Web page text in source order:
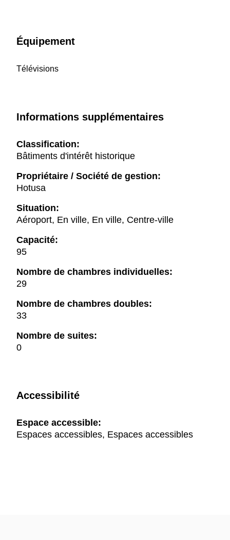
Équipement
Télévisions
Informations supplémentaires
Classification:
Bâtiments d'intérêt historique
Propriétaire / Société de gestion:
Hotusa
Situation:
Aéroport, En ville, En ville, Centre-ville
Capacité:
95
Nombre de chambres individuelles:
29
Nombre de chambres doubles:
33
Nombre de suites:
0
Accessibilité
Espace accessible:
Espaces accessibles, Espaces accessibles